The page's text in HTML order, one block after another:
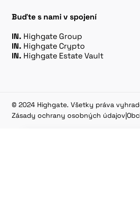
Buďte s nami v spojení
IN. Highgate Group
IN. Highgate Crypto
IN. Highgate Estate Vault
© 2024 Highgate. Všetky práva
Zásady ochrany osobných údajov|